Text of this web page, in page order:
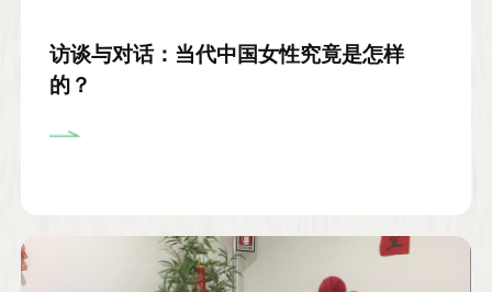
访谈与对话：当代中国女性究竟是怎样
的？